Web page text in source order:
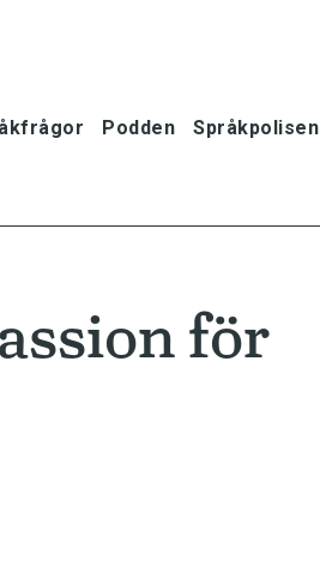
Podden Språkpolisen
för